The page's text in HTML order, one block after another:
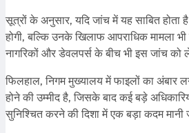
सूत्रों के अनुसार, यदि जांच में यह साबित होता
होगी, बल्कि उनके खिलाफ आपराधिक मामला
नागरिकों और डेवलपर्स के बीच भी इस जांच को
फिलहाल, निगम मुख्यालय में फाइलों का अंबार
होने की उम्मीद है, जिसके बाद कई बड़े
सुनिश्चित करने की दिशा में एक बड़ा कदम मानी